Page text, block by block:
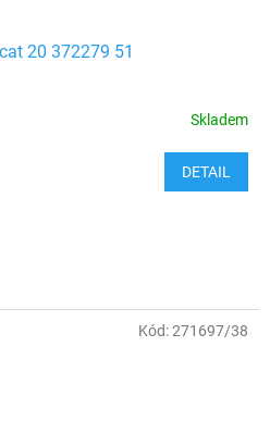
20 372279 51
Skladem
DETAIL
Kód:271697/38